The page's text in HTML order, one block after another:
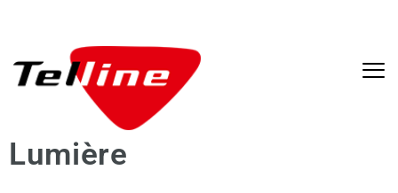
Lumière